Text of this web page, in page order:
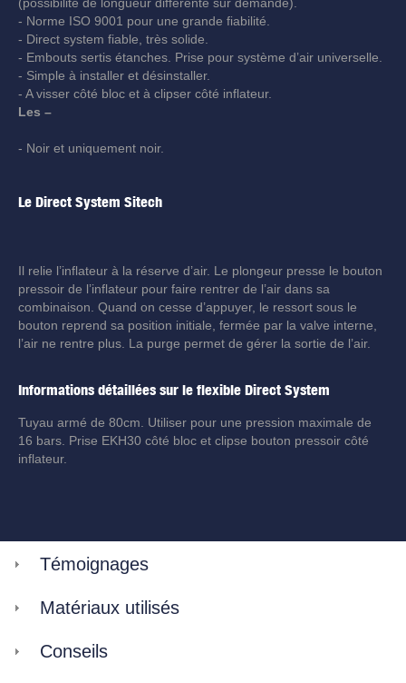
(possibilité de longueur différente sur demande).
- Norme ISO 9001 pour une grande fiabilité.
- Direct system fiable, très solide.
- Embouts sertis étanches. Prise pour système d’air universelle.
- Simple à installer et désinstaller.
- A visser côté bloc et à clipser côté inflateur.
Les –
- Noir et uniquement noir.
Le Direct System Sitech
Il relie l’inflateur à la réserve d’air. Le plongeur presse le bouton
pressoir de l’inflateur pour faire rentrer de l’air dans sa
combinaison. Quand on cesse d’appuyer, le ressort sous le
bouton reprend sa position initiale, fermée par la valve interne,
l’air ne rentre plus. La purge permet de gérer la sortie de l’air.
Informations détaillées sur le flexible Direct System
Tuyau armé de 80cm. Utiliser pour une pression maximale de
16 bars. Prise EKH30 côté bloc et clipse bouton pressoir côté
inflateur.
Témoignages
Matériaux utilisés
Conseils